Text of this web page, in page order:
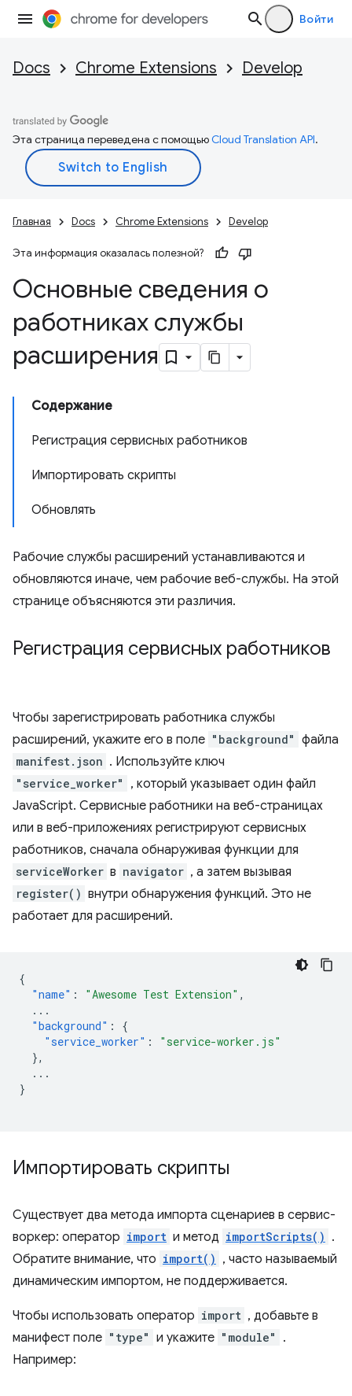
Войти
Docs Chrome Extensions Develop
Эта страница переведена с помощьюCloud Translation API.
Главная Docs Chrome Extensions Develop
Эта информация оказалась полезной?
Основные сведения о
работниках службы
расширения
Содержание
Регистрация сервисных работников
Импортировать скрипты
Обновлять
Рабочие службы расширений устанавливаются и
обновляются иначе, чем рабочие веб-службы. На этой
странице объясняются эти различия.
Регистрация сервисных работников
Чтобы зарегистрировать работника службы
расширений, укажите его в поле "background" файла
manifest.json . Используйте ключ
"service_worker"
, который указывает один файл
JavaScript. Сервисные работники на веб-страницах
или в веб-приложениях регистрируют сервисных
работников, сначала обнаруживая функции для
serviceWorker в navigator , а затем вызывая
register() внутри обнаружения функций. Это не
работает для расширений.
{
"name" : "Awesome Test Extension" ,
...
"background" :
{
"service_worker" :
"service-worker.js"
},
...
}
Импортировать скрипты
Существует два метода импорта сценариев в сервис-
воркер: оператор import и метод importScripts() .
Обратите внимание, что import() , часто называемый
динамическим импортом, не поддерживается.
Чтобы использовать оператор import , добавьте в
манифест поле "type" и укажите "module"
.
Например: